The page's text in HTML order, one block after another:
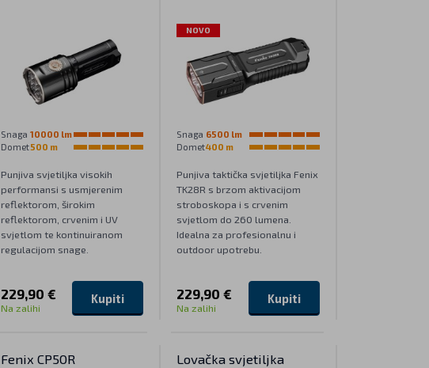
Snaga 10000 lm
Domet500 m
Punjiva svjetiljka visokih
performansi s usmjerenim
reflektorom, širokim
reflektorom, crvenim i UV
svjetlom te kontinuiranom
regulacijom snage.
229,90 €
Na zalihi
Kupiti
NOVO
Snaga 6500 lm
Domet400 m
Punjiva taktička svjetiljka Fenix
TK28R s brzom aktivacijom
stroboskopa i s crvenim
svjetlom do 260 lumena.
Idealna za profesionalnu i
outdoor upotrebu.
229,90 €
Na zalihi
Kupiti
Fenix CP50R
Lovačka svjetiljka